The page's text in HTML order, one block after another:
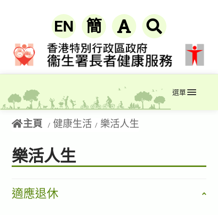
EN 簡
選單
主頁 健康生活 樂活人生
樂活人生
適應退休